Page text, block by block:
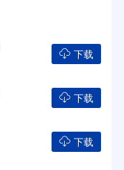
下载
下载
下载